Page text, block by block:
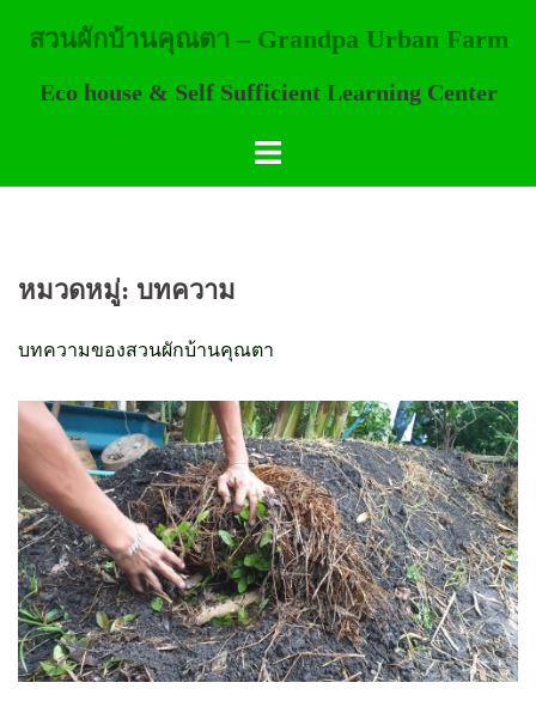
content
สวนผักบ้านคุณตา – Grandpa Urban Farm
Eco house & Self Sufficient Learning Center
หมวดหมู่: บทความ
บทความของสวนผักบ้านคุณตา